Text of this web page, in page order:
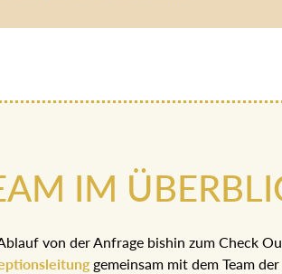
IM
von der Anfrage bishin zum Check
gemeinsam mit dem Team